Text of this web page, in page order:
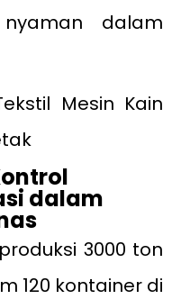
dalam
dalam
3000 ton
120 kontainer di